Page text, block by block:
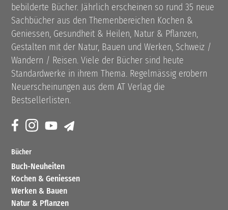
bebilderte Bücher. Jährlich erscheinen so rund 35 neue
Sachbücher aus den Themenbereichen Kochen &
Geniessen, Gesundheit & Heilen, Natur & Pflanzen,
Gestalten mit der Natur, Bauen und Werken, Schweiz /
Wandern / Reisen. Viele der Bücher sind heute
Standardwerke in ihrem Thema. Regelmässig erobern
Neuerscheinungen aus dem AT Verlag die
Bestsellerlisten.
Bücher
Buch-Neuheiten
Kochen & Geniessen
Werken & Bauen
Natur & Pflanzen